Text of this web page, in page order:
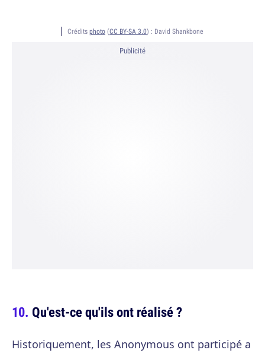
Crédits photo (CC BY-SA 3.0) : David Shankbone
Publicité
Qu'est-ce qu'ils ont réalisé ?
Historiquement, les Anonymous ont participé a